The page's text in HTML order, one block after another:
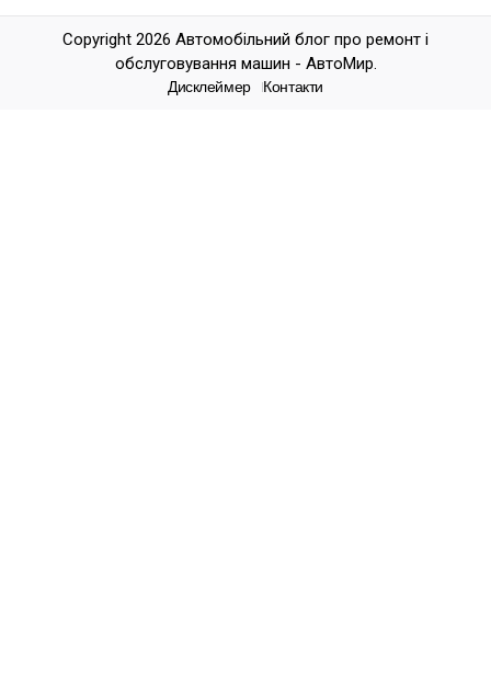
Copyright 2026 Автомобільний блог про ремонт і
обслуговування машин - АвтоМир.
Дисклеймер Контакти